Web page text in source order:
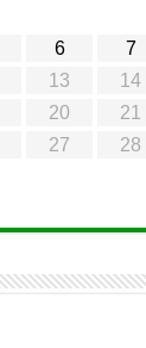
6 7
13 14
20 21
27 28